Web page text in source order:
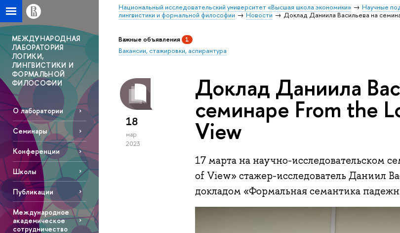
Национальный исследовательский университет «Высшая школа экономики» Научные
лингвистики и формальной философии
Новости Доклад Даниила Васильева на
МЕЖДУНАРОДНАЯ
ЛАБОРАТОРИЯ
ЛОГИКИ,
ЛИНГВИСТИКИ И
ФОРМАЛЬНОЙ
ФИЛОСОФИИ
О лаборатории
Семинары
Конференции
Школы
Публикации
Международное
академическое
сотрудничество
Важные объявления 1
Вакансии, стажировки, аспирантура
18
мар
2023
Доклад Даниила
семинаре From the
View
17 марта на научно-исследовательском
of View» стажер-исследователь Даниил
докладом «Формальная семантика